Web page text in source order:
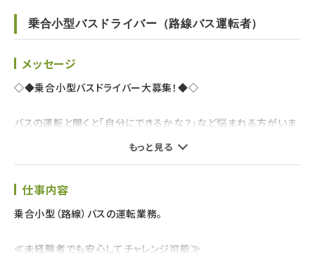
乗合小型バスドライバー（路線バス運転者）
メッセージ
◇◆乗合小型バスドライバー大募集！◆◇
バスの運転と聞くと「自分にできるかな？」など悩まれる方がいま
ス⇒中型バス⇒大型バスと順番にキャリアアップしていただけま
す。
また、採用の7割の方が未経験者ですが、そんな方でもプロのバス
もっと見る
仕事内容
乗合小型（路線）バスの運転業務。
≪未経験者でも安心してチャレンジ可能≫